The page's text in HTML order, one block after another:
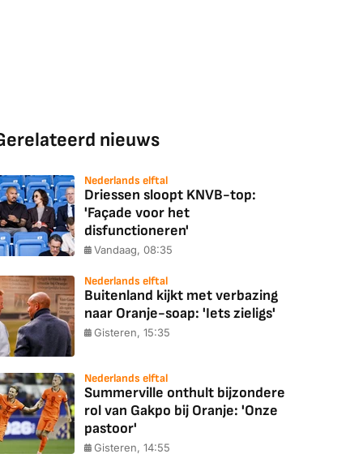
nieuws
Nederlands elftal
Driessen sloopt KNVB-top:
'Façade voor het
disfunctioneren'
Vandaag, 08:35
Nederlands elftal
Buitenland kijkt met verbazing
naar Oranje-soap: 'Iets zieligs'
Gisteren, 15:35
Nederlands elftal
Summerville onthult bijzondere
rol van Gakpo bij Oranje: 'Onze
pastoor'
Gisteren, 14:55